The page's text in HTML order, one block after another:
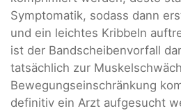
Symptomatik, sodass dann
und ein leichtes Kribbeln
ist der Bandscheibenvorfall
tatsächlich zur
Bewegungseinschränkung
definitiv ein Arzt aufgesucht